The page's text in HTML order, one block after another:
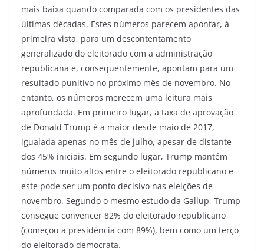
mais baixa quando comparada com os presidentes das
últimas décadas. Estes números parecem apontar, à
primeira vista, para um descontentamento
generalizado do eleitorado com a administração
republicana e, consequentemente, apontam para um
resultado punitivo no próximo mês de novembro. No
entanto, os números merecem uma leitura mais
aprofundada. Em primeiro lugar, a taxa de aprovação
de Donald Trump é a maior desde maio de 2017,
igualada apenas no mês de julho, apesar de distante
dos 45% iniciais. Em segundo lugar, Trump mantém
números muito altos entre o eleitorado republicano e
este pode ser um ponto decisivo nas eleições de
novembro. Segundo o mesmo estudo da Gallup, Trump
consegue convencer 82% do eleitorado republicano
(começou a presidência com 89%), bem como um terço
do eleitorado democrata.